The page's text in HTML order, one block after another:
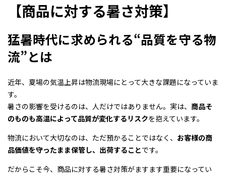
【商品に対する暑さ対策】
猛暑時代に求められる“品質を守る物
流”とは
近年、夏場の気温上昇は物流現場にとって大きな課題になっていま
す。
暑さの影響を受けるのは、人だけではありません。実は、 商品そ
のものも高温によって品質が変化するリスクを抱えています。
物流において大切なのは、ただ預かることではなく、 お客様の商
品価値を守ったまま保管し、出荷することです。
だからこそ今、商品に対する暑さ対策がますます重要になってい